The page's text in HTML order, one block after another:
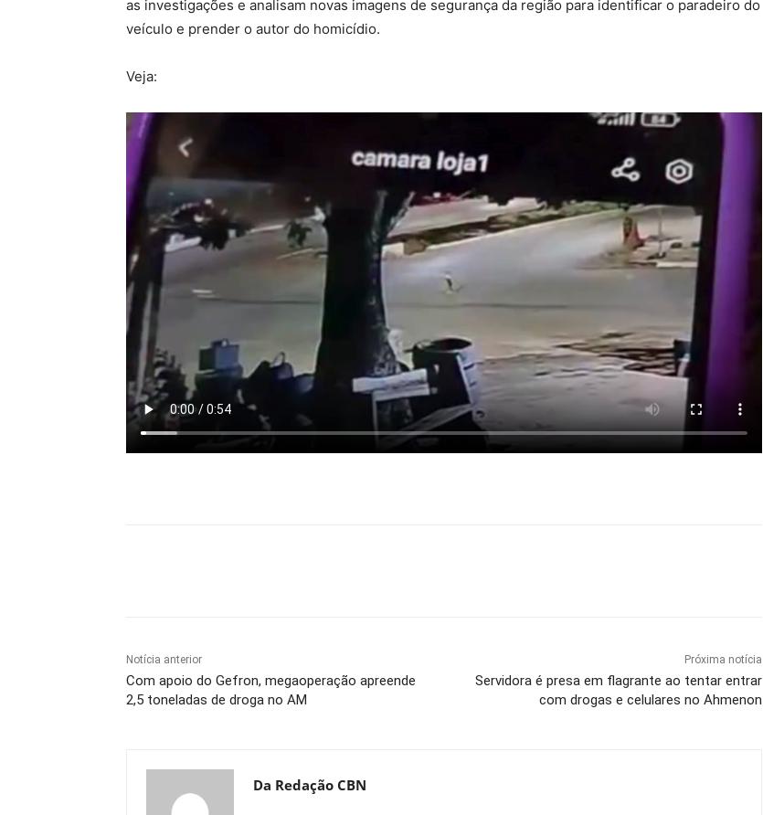
as investigações e analisam novas imagens de segurança da região para identificar o paradeiro do
veículo e prender o autor do homicídio.
Veja:
Notícia anterior
Com apoio do Gefron, megaoperação apreende
2,5 toneladas de droga no AM
Próxima notícia
Servidora é presa em flagrante ao tentar entrar
com drogas e celulares no Ahmenon
Da Redação CBN